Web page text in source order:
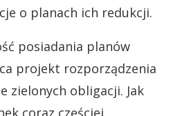
o planach ich redukcji.
posiadania planów
projekt rozporządzenia
zielonych obligacji. Jak